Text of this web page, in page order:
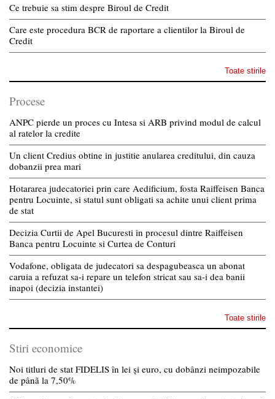
Ce trebuie sa stim despre Biroul de Credit
Care este procedura BCR de raportare a clientilor la Biroul de
Credit
Toate stirile
Procese
ANPC pierde un proces cu Intesa si ARB privind modul de calcul
al ratelor la credite
Un client Credius obtine in justitie anularea creditului, din cauza
dobanzii prea mari
Hotararea judecatoriei prin care Aedificium, fosta Raiffeisen Banca
pentru Locuinte, si statul sunt obligati sa achite unui client prima
de stat
Decizia Curtii de Apel Bucuresti in procesul dintre Raiffeisen
Banca pentru Locuinte si Curtea de Conturi
Vodafone, obligata de judecatori sa despagubeasca un abonat
caruia a refuzat sa-i repare un telefon stricat sau sa-i dea banii
inapoi (decizia instantei)
Toate stirile
Stiri economice
Noi titluri de stat FIDELIS în lei și euro, cu dobânzi neimpozabile
de pânã la 7,50%